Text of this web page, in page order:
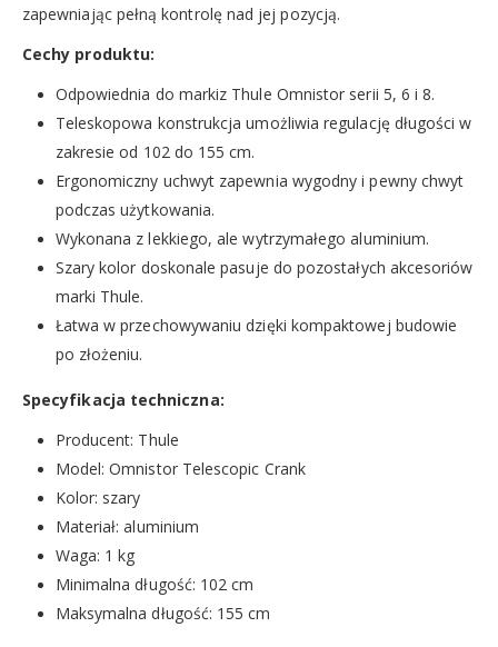
zapewniając pełną kontrolę nad jej pozycją.
Cechy produktu:
Odpowiednia do markiz Thule Omnistor serii 5, 6 i 8.
Teleskopowa konstrukcja umożliwia regulację długości w
zakresie od 102 do 155 cm.
Ergonomiczny uchwyt zapewnia wygodny i pewny chwyt
podczas użytkowania.
Wykonana z lekkiego, ale wytrzymałego aluminium.
Szary kolor doskonale pasuje do pozostałych akcesoriów
marki Thule.
Łatwa w przechowywaniu dzięki kompaktowej budowie
po złożeniu.
Specyfikacja techniczna:
Producent: Thule
Model: Omnistor Telescopic Crank
Kolor: szary
Materiał: aluminium
Waga: 1 kg
Minimalna długość: 102 cm
Maksymalna długość: 155 cm